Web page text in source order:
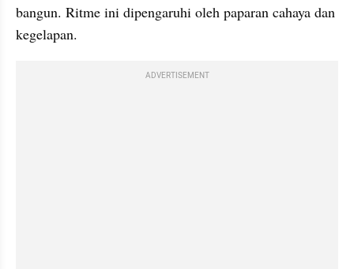
bangun. Ritme ini dipengaruhi oleh paparan cahaya dan
kegelapan.
ADVERTISEMENT